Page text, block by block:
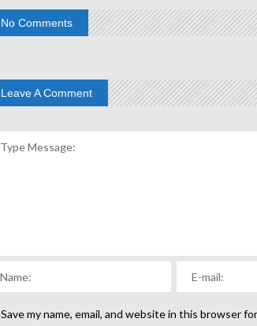
No Comments
Leave A Comment
Save my name, email, and website in this browser